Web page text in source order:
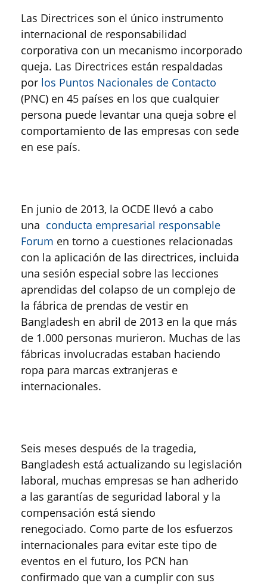
Las Directrices son el único instrumento
internacional de responsabilidad
corporativa con un mecanismo incorporado
queja. Las Directrices están respaldadas
por los Puntos Nacionales de Contacto
(PNC) en 45 países en los que cualquier
persona puede levantar una queja sobre el
comportamiento de las empresas con sede
en ese país.
En junio de 2013, la OCDE llevó a cabo
una conducta empresarial responsable
Forum en torno a cuestiones relacionadas
con la aplicación de las directrices, incluida
una sesión especial sobre las lecciones
aprendidas del colapso de un complejo de
la fábrica de prendas de vestir en
Bangladesh en abril de 2013 en la que más
de 1.000 personas murieron. Muchas de las
fábricas involucradas estaban haciendo
ropa para marcas extranjeras e
internacionales.
Seis meses después de la tragedia,
Bangladesh está actualizando su legislación
laboral, muchas empresas se han adherido
a las garantías de seguridad laboral y la
compensación está siendo
renegociado. Como parte de los esfuerzos
internacionales para evitar este tipo de
eventos en el futuro, los PCN han
confirmado que van a cumplir con sus